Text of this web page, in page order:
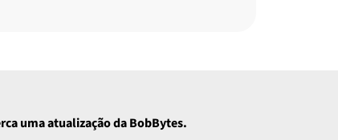
uma atualização da BobBytes.